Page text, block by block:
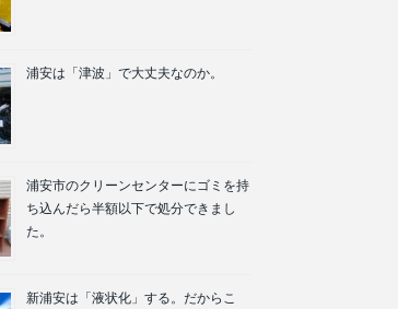
浦安は「津波」で大丈夫なのか。
浦安市のクリーンセンターにゴミを持
ち込んだら半額以下で処分できまし
た。
新浦安は「液状化」する。だからこ